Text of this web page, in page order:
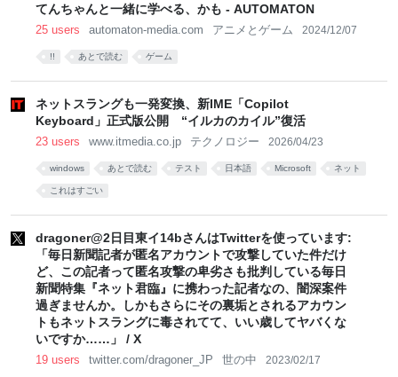
てんちゃんと一緒に学べる、かも - AUTOMATON
25 users automaton-media.com アニメとゲーム 2024/12/07
!! あとで読む ゲーム
ネットスラングも一発変換、新IME「Copilot
Keyboard」正式版公開 “イルカのカイル”復活
23 users www.itmedia.co.jp テクノロジー 2026/04/23
windows あとで読む テスト 日本語 Microsoft ネット
これはすごい
dragoner@2日目東イ14bさんはTwitterを使っています:
「毎日新聞記者が匿名アカウントで攻撃していた件だけ
ど、この記者って匿名攻撃の卑劣さも批判している毎日
新聞特集『ネット君臨』に携わった記者なの、闇深案件
過ぎませんか。しかもさらにその裏垢とされるアカウン
トもネットスラングに毒されてて、いい歳してヤバくな
いですか……」 / X
19 users twitter.com/dragoner_JP 世の中 2023/02/17